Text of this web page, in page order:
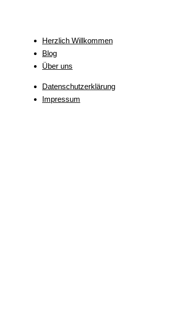
Herzlich Willkommen
Blog
Über uns
Datenschutzerklärung
Impressum